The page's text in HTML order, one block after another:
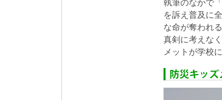
執筆のなかで
を訴え普及に
な命が奪われ
真剣に考えな
メットが学校